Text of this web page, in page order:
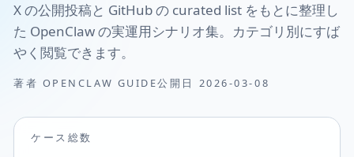
X の公開投稿と GitHub の curated list をもとに整理し
た OpenClaw の実運用シナリオ集。カテゴリ別にすば
やく閲覧できます。
著者 OPENCLAW GUIDE公開日 2026-03-08
ケース総数